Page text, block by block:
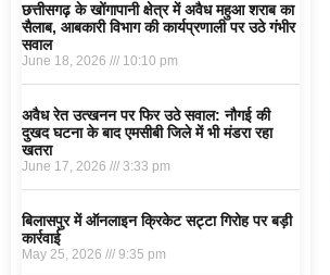
छत्तीसगढ़ के खोंगापानी क्षेत्र में अवैध महुआ शराब का
सैलाब, आबकारी विभाग की कार्यप्रणाली पर उठे गंभीर
सवाल
June 18, 2026 10:10 pm
अवैध रेत उत्खनन पर फिर उठे सवाल: नौगई की
दुखद घटना के बाद एमसीबी जिले में भी मंडरा रहा
खतरा
June 17, 2026 3:33 pm
बिलासपुर में ऑनलाइन क्रिकेट सट्टा गिरोह पर बड़ी
कार्रवाई
May 25, 2026 9:35 pm